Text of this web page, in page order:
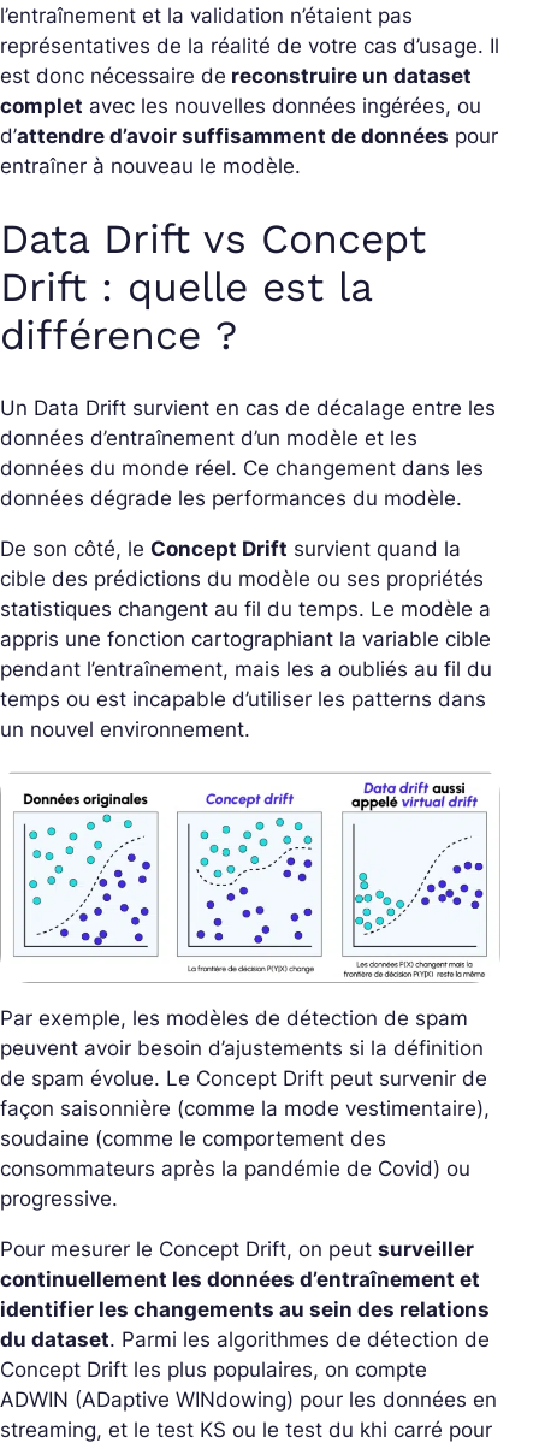
l’entraînement et la validation n’étaient pas
représentatives de la réalité de votre cas d’usage. Il
est donc nécessaire de reconstruire un dataset
complet avec les nouvelles données ingérées, ou
d’attendre d’avoir suffisamment de données pour
entraîner à nouveau le modèle.
Data Drift vs Concept
Drift : quelle est la
différence ?
Un Data Drift survient en cas de décalage entre les
données d’entraînement d’un modèle et les
données du monde réel. Ce changement dans les
données dégrade les performances du modèle.
De son côté, le Concept Drift survient quand la
cible des prédictions du modèle ou ses propriétés
statistiques changent au fil du temps. Le modèle a
appris une fonction cartographiant la variable cible
pendant l’entraînement, mais les a oubliés au fil du
temps ou est incapable d’utiliser les patterns dans
un nouvel environnement.
Par exemple, les modèles de détection de spam
peuvent avoir besoin d’ajustements si la définition
de spam évolue. Le Concept Drift peut survenir de
façon saisonnière (comme la mode vestimentaire),
soudaine (comme le comportement des
consommateurs après la pandémie de Covid) ou
progressive.
Pour mesurer le Concept Drift, on peut surveiller
continuellement les données d’entraînement et
identifier les changements au sein des relations
du dataset. Parmi les algorithmes de détection de
Concept Drift les plus populaires, on compte
ADWIN (ADaptive WINdowing) pour les données en
streaming, et le test KS ou le test du khi carré pour